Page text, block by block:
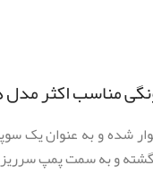
مناسب اکثر
شده و به عنوان یک
و به سمت پمپ سرریز